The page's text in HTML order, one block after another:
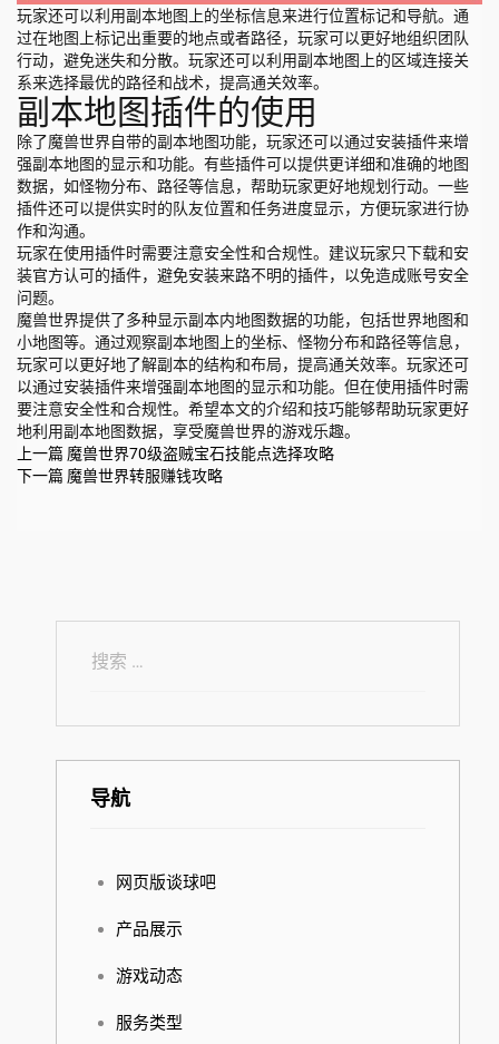
玩家还可以利用副本地图上的坐标信息来进行位置标记和导航。通
过在地图上标记出重要的地点或者路径，玩家可以更好地组织团队
行动，避免迷失和分散。玩家还可以利用副本地图上的区域连接关
系来选择最优的路径和战术，提高通关效率。
副本地图插件的使用
除了魔兽世界自带的副本地图功能，玩家还可以通过安装插件来增
强副本地图的显示和功能。有些插件可以提供更详细和准确的地图
数据，如怪物分布、路径等信息，帮助玩家更好地规划行动。一些
插件还可以提供实时的队友位置和任务进度显示，方便玩家进行协
作和沟通。
玩家在使用插件时需要注意安全性和合规性。建议玩家只下载和安
装官方认可的插件，避免安装来路不明的插件，以免造成账号安全
问题。
魔兽世界提供了多种显示副本内地图数据的功能，包括世界地图和
小地图等。通过观察副本地图上的坐标、怪物分布和路径等信息，
玩家可以更好地了解副本的结构和布局，提高通关效率。玩家还可
以通过安装插件来增强副本地图的显示和功能。但在使用插件时需
要注意安全性和合规性。希望本文的介绍和技巧能够帮助玩家更好
地利用副本地图数据，享受魔兽世界的游戏乐趣。
上一篇 魔兽世界70级盗贼宝石技能点选择攻略
下一篇 魔兽世界转服赚钱攻略
导航
网页版谈球吧
产品展示
游戏动态
服务类型